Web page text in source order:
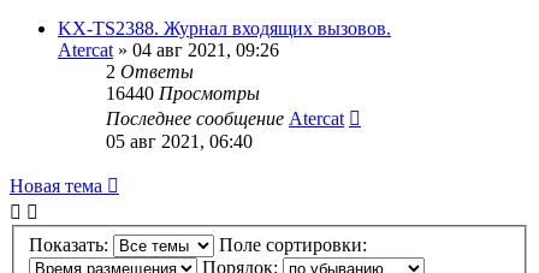
KX-TS2388. Журнал входящих вызовов.
Atercat » 04 авг 2021, 09:26
2 Ответы
16440 Просмотры
Последнее сообщение Atercat
05 авг 2021, 06:40
Новая тема
Показать:
Поле сортировки:
Порядок: